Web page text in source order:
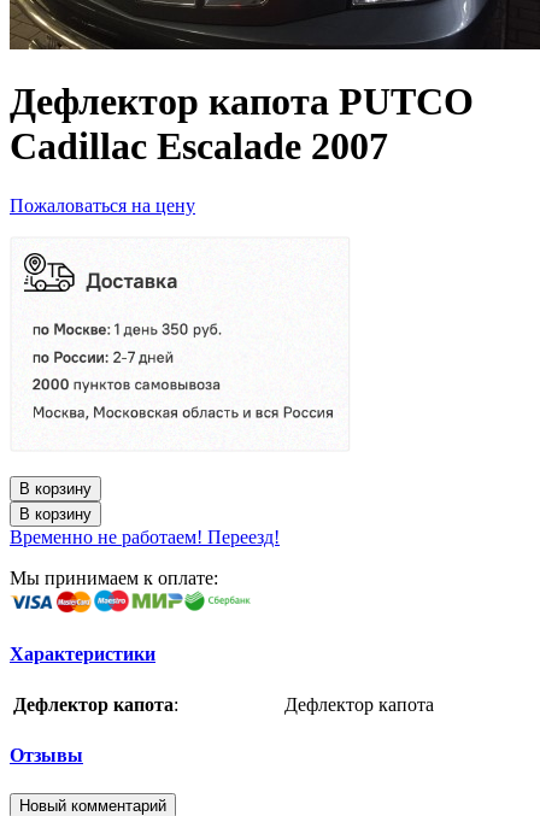
Дефлектор капота PUTCO
Cadillac Escalade 2007
Пожаловаться на цену
В корзину
В корзину
Временно не работаем! Переезд!
Мы принимаем к оплате:
Характеристики
Дефлектор капота: Дефлектор капота
Отзывы
Новый комментарий